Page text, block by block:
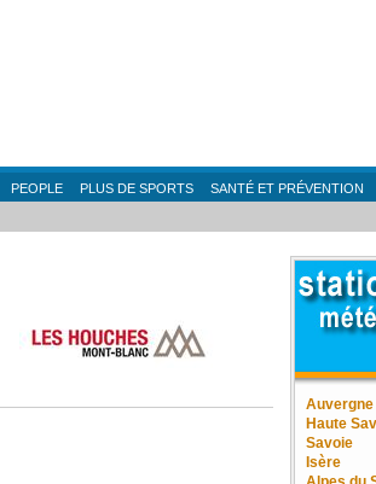
PEOPLE PLUS DE SPORTS SANTÉ ET PRÉVENTION
Auvergne
Haute
Savoie
Isère